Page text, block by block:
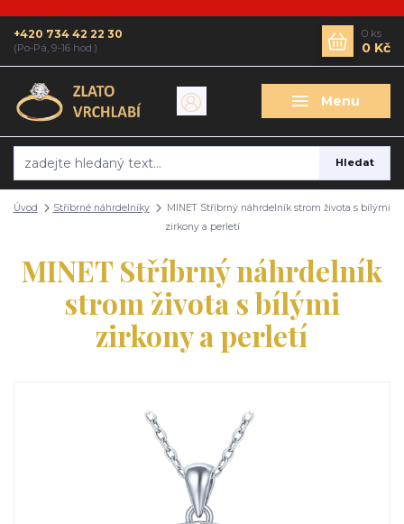
Menu
Hledat
+420 734 42 22 30
(Po-Pá, 9-16 hod.)
0 ks
0 Kč
Úvod Stříbrné náhrdelníky
MINET Stříbrný náhrdelník strom života s bílými
zirkony a perletí
MINET Stříbrný náhrdelník
strom života s bílými
zirkony a perletí